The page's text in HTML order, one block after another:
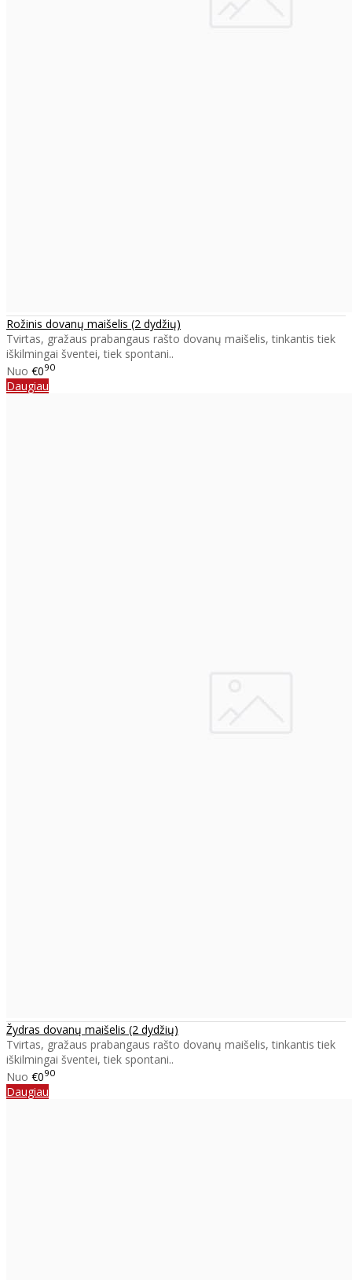
Rožinis dovanų maišelis (2 dydžių)
Tvirtas, gražaus prabangaus rašto dovanų maišelis, tinkantis tiek
iškilmingai šventei, tiek spontani..
Nuo €090
Daugiau
Žydras dovanų maišelis (2 dydžių)
Tvirtas, gražaus prabangaus rašto dovanų maišelis, tinkantis tiek
iškilmingai šventei, tiek spontani..
Nuo €090
Daugiau